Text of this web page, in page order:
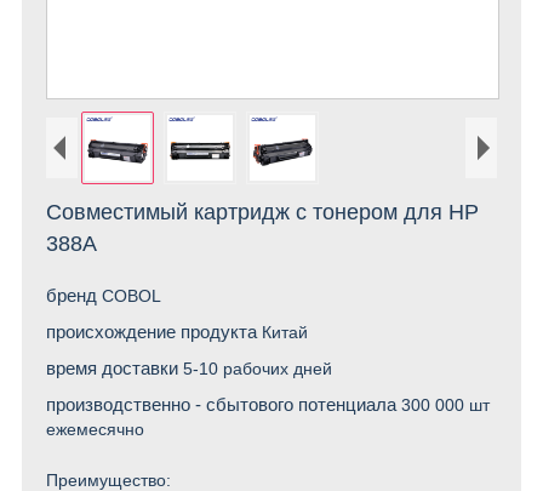
Совместимый картридж с тонером для HP
388A
бренд COBOL
происхождение продукта Китай
время доставки 5-10 рабочих дней
производственно - сбытового потенциала 300 000 шт
ежемесячно
Преимущество: